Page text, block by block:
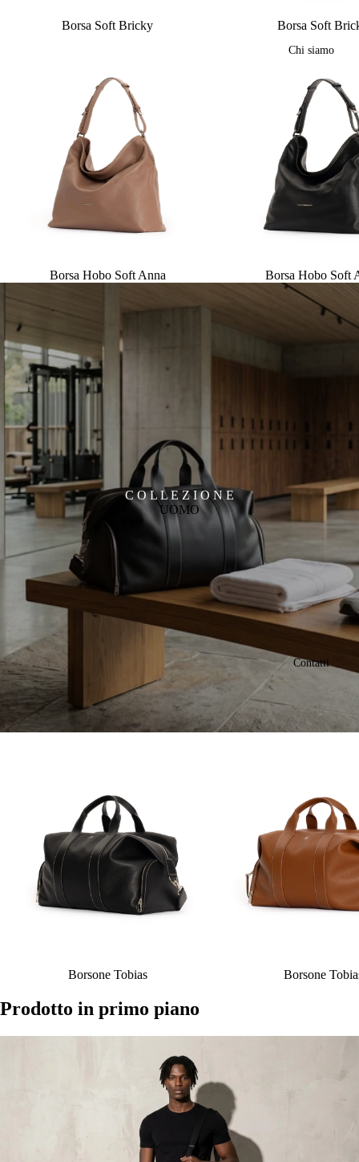
Chi siamo
Contatti
Borsa Soft Bricky Borsa Soft
Borsa Hobo Soft Anna Borsa Hobo Soft
C O L L E Z I O N E
UOMO
Borsone Tobias Borsone
Prodotto in primo piano